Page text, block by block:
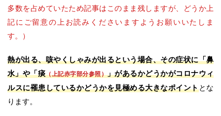
多数を占めていたため記事はこのまま残しますが、どうか上
記にご留意の上お読みくださいますようお願いいたしま
す。）
熱が出る、咳やくしゃみが出るという場合、その症状に「鼻
水」や「痰（上記赤字部分参照）」があるかどうかがコロナウィ
ルスに罹患しているかどうかを見極める大きなポイントとな
ります。